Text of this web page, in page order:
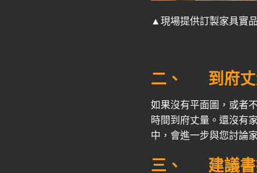
▲現場提供訂製家具實
二、 到府
如果沒有平面圖，或者
時間到府丈量。 還沒有
中，會進一步與您討論
三、 建議